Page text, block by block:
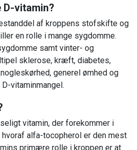
vitamin?
af kroppens stofskifte og
en rolle i mange sygdomme.
samt vinter- og
sklerose, kræft, diabetes,
generel ømhed og
vitaminmangel.
vitamin, der forekommer i
alfa-tocopherol er den mest
primære rolle i kroppen er at